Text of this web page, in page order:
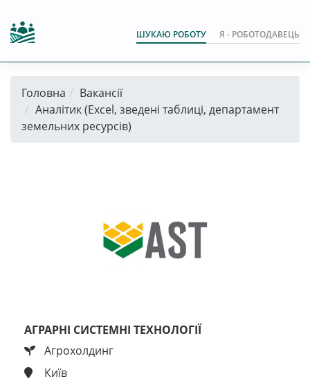
ШУКАЮ РОБОТУ Я - РОБОТОДАВЕЦЬ
Головна
Вакансії
Аналітик (Excel, зведені таблиці, департамент
земельних ресурсів)
АГРАРНІ СИСТЕМНІ ТЕХНОЛОГІЇ
Агрохолдинг
Київ